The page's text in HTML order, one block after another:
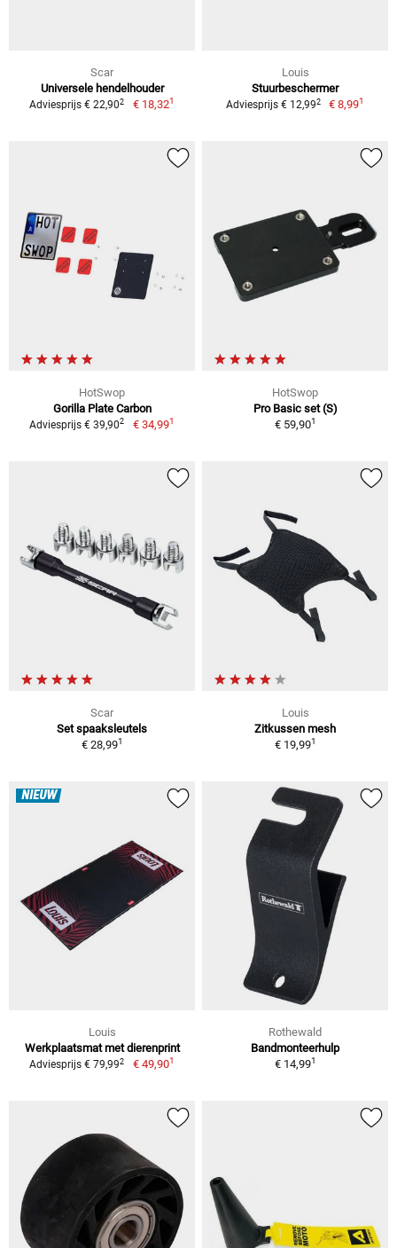
Scar
Universele hendelhouder
Adviesprijs € 22,902 € 18,321
Louis
Stuurbeschermer
Adviesprijs € 12,992 € 8,991
HotSwop
Gorilla Plate Carbon
Adviesprijs € 39,902 € 34,991
HotSwop
Pro Basic set (S)
€ 59,901
Scar
Set spaaksleutels
€ 28,991
Louis
Zitkussen mesh
€ 19,991
NIEUW
Louis
Werkplaatsmat met dierenprint
Adviesprijs € 79,992 € 49,901
Rothewald
Bandmonteerhulp
€ 14,991